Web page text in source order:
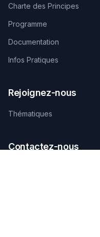
Charte des Principes
Programme
Documentation
Infos Pratiques
Rejoignez-nous
Thématiques
Contactez-nous